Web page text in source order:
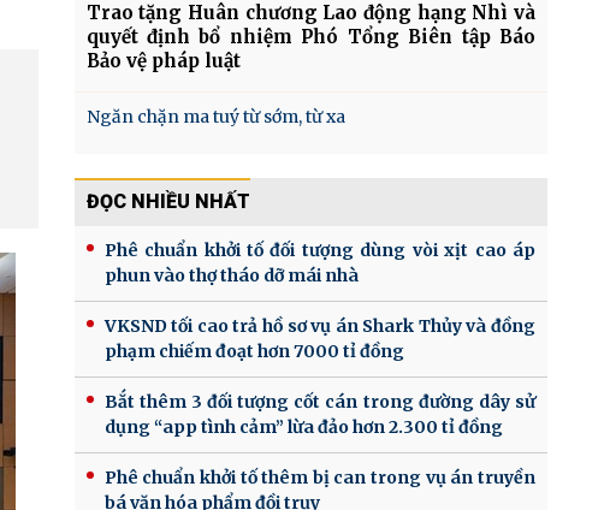
Trao tặng Huân chương Lao động hạng Nhì và
quyết định bổ nhiệm Phó Tổng Biên tập Báo
Bảo vệ pháp luật
Ngăn chặn ma tuý từ sớm, từ xa
ĐỌC NHIỀU NHẤT
Phê chuẩn khởi tố đối tượng dùng vòi xịt cao áp
phun vào thợ tháo dỡ mái nhà
VKSND tối cao trả hồ sơ vụ án Shark Thủy và đồng
phạm chiếm đoạt hơn 7000 tỉ đồng
Bắt thêm 3 đối tượng cốt cán trong đường dây sử
dụng “app tình cảm” lừa đảo hơn 2.300 tỉ đồng
Phê chuẩn khởi tố thêm bị can trong vụ án truyền
bá văn hóa phẩm đồi trụy